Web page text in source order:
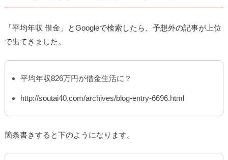
「平均年収 借金」とGoogleで検索したら、予想外の記事が上位
で出てきました。
平均年収826万円が借金生活に？
http://soutai40.com/archives/blog-entry-6696.html
箇条書きすると下のようになります。